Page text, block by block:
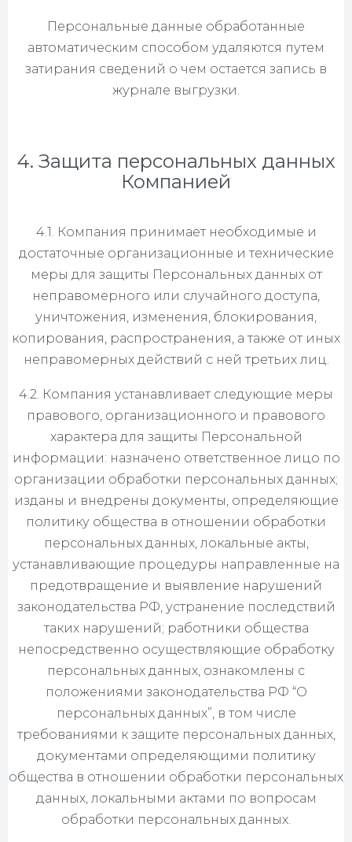
Персональные данные обработанные
автоматическим способом удаляются путем
затирания сведений о чем остается запись в
журнале выгрузки.
4. Защита персональных данных
Компанией
4.1. Компания принимает необходимые и
достаточные организационные и технические
меры для защиты Персональных данных от
неправомерного или случайного доступа,
уничтожения, изменения, блокирования,
копирования, распространения, а также от иных
неправомерных действий с ней третьих лиц.
4.2. Компания устанавливает следующие меры
правового, организационного и правового
характера для защиты Персональной
информации: назначено ответственное лицо по
организации обработки персональных данных;
изданы и внедрены документы, определяющие
политику общества в отношении обработки
персональных данных, локальные акты,
устанавливающие процедуры направленные на
предотвращение и выявление нарушений
законодательства РФ, устранение последствий
таких нарушений; работники общества
непосредственно осуществляющие обработку
персональных данных, ознакомлены с
положениями законодательства РФ “О
персональных данных”, в том числе
требованиями к защите персональных данных,
документами определяющими политику
общества в отношении обработки персональных
данных, локальными актами по вопросам
обработки персональных данных.